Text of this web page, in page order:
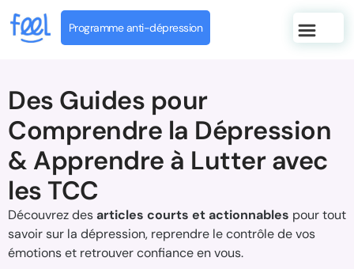
Programme anti-dépression
Des Guides pour
Comprendre la Dépression
& Apprendre à Lutter avec
les TCC
Découvrez desarticles courts et actionnables pour tout
savoir sur la dépression, reprendre le contrôle de vos
émotions et retrouver confiance en vous.